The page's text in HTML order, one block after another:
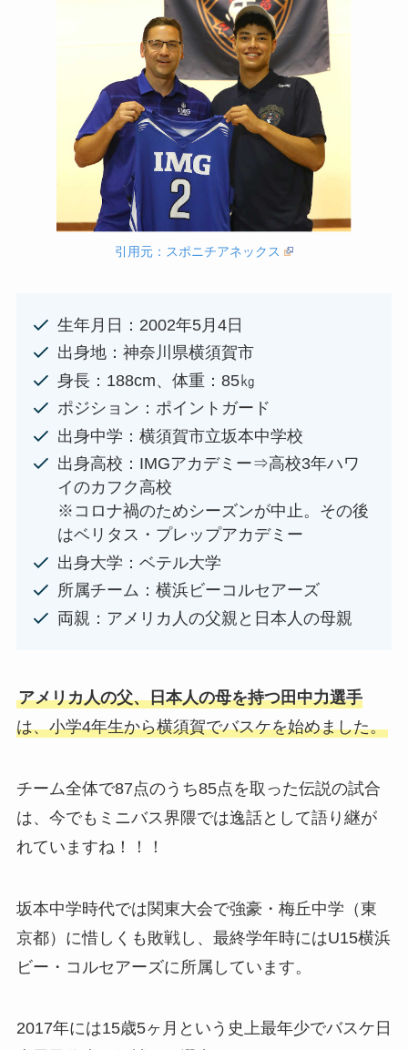
引用元：スポニチアネックス
生年月日：2002年5月4日
出身地：神奈川県横須賀市
身長：188cm、体重：85㎏
ポジション：ポイントガード
出身中学：横須賀市立坂本中学校
出身高校：IMGアカデミー⇒高校3年ハワ
イのカフク高校
※コロナ禍のためシーズンが中止。その後
はベリタス・プレップアカデミー
出身大学：ベテル大学
所属チーム：横浜ビーコルセアーズ
両親：アメリカ人の父親と日本人の母親
アメリカ人の父、日本人の母を持つ田中力選手
は、小学4年生から横須賀でバスケを始めました。
チーム全体で87点のうち85点を取った伝説の試合
は、今でもミニバス界隈では逸話として語り継が
れていますね！！！
坂本中学時代では関東大会で強豪・梅丘中学（東
京都）に惜しくも敗戦し、最終学年時にはU15横浜
ビー・コルセアーズに所属しています。
2017年には15歳5ヶ月という史上最年少でバスケ日